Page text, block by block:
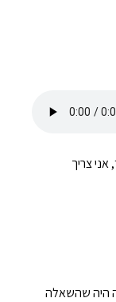
צריך
היה שהשאלה